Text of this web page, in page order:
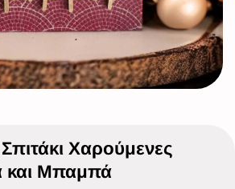
Χαρούμενες
και Μπαμπά